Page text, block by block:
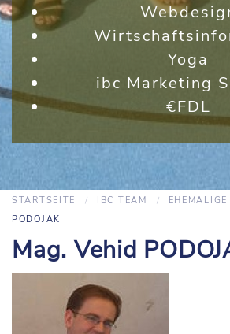
Yoga
ibc Marketing
€FDL
STARTSEITE IBC TEAM
PODOJAK
Mag. Vehid